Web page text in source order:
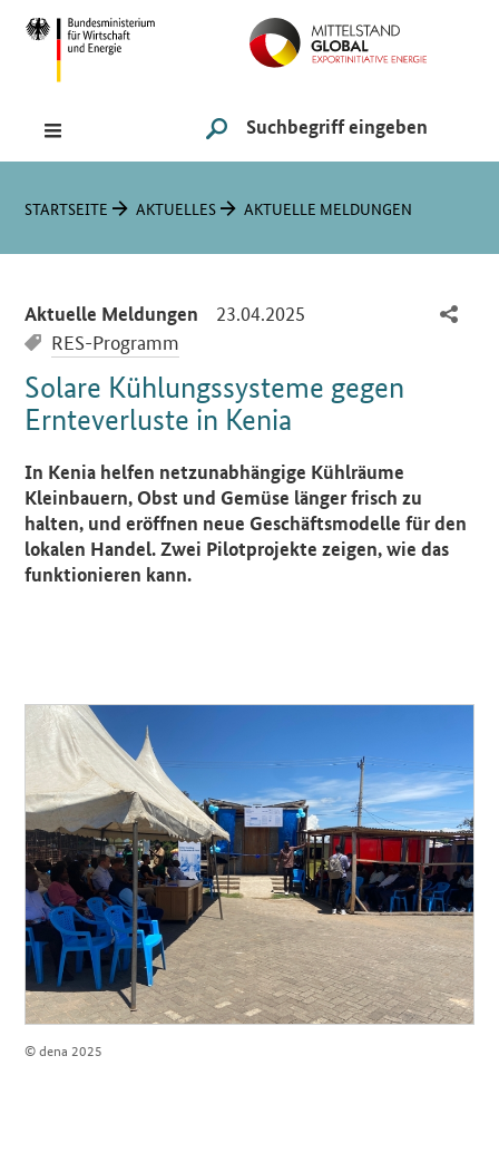
Suche
SUCHE STARTEN
Sie sind hier:
STARTSEITE AKTUELLES AKTUELLE MELDUNGEN
Aktuelle Meldungen 23.04.2025
RES-Programm
Solare Kühlungssysteme gegen
Ernteverluste in Kenia
In Kenia helfen netzunabhängige Kühlräume
Kleinbauern, Obst und Gemüse länger frisch zu
halten, und eröffnen neue Geschäftsmodelle für den
lokalen Handel. Zwei Pilotprojekte zeigen, wie das
funktionieren kann.
© dena 2025